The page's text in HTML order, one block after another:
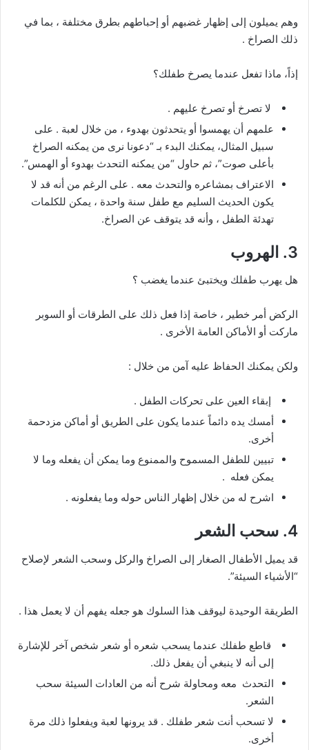
وهم يميلون إلى إظهار غضبهم أو إحباطهم بطرق مختلفة ، بما في
ذلك الصراخ .
إذاً، ماذا تفعل عندما يصرخ طفلك؟
لا تصرخ أو تصرخ عليهم .
علمهم أن يهمسوا أو يتحدثون بهدوء ، من خلال لعبة . على
سبيل المثال، يمكنك البدء بـ “دعونا نرى من يمكنه الصراخ
بأعلى صوت”، ثم حاول “من يمكنه التحدث بهدوء أو الهمس”.
الاعتراف بمشاعره والتحدث معه . على الرغم من أنه قد لا
يكون الحديث السليم مع طفل سنة واحدة ، يمكن للكلمات
تهدئة الطفل ، وأنه قد يتوقف عن الصراخ.
3. الهروب
هل يهرب طفلك ويختبئ عندما يغضب ؟
الركض أمر خطير ، خاصة إذا فعل ذلك على الطرقات أو السوبر
ماركت أو الأماكن العامة الأخرى .
ولكن يمكنك الحفاظ عليه آمن من خلال :
إبقاء العين على تحركات الطفل .
أمسك يده دائماً عندما يكون على الطريق أو أماكن مزدحمة
أخرى.
تبيين للطفل المسموح والممنوع وما يمكن أن يفعله وما لا
يمكن فعله .
اشرح له من خلال إظهار الناس حوله وما يفعلونه .
4. سحب الشعر
قد يميل الأطفال الصغار إلى الصراخ والركل وسحب الشعر لإصلاح
“الأشياء السيئة”.
الطريقة الوحيدة ليوقف هذا السلوك هو جعله يفهم أن لا يعمل هذا .
قاطع طفلك عندما يسحب شعره أو شعر شخص آخر للإشارة
إلى أنه لا ينبغي أن يفعل ذلك.
التحدث معه ومحاولة شرح أنه من العادات السيئة سحب
الشعر.
لا تسحب أنت شعر طفلك . قد يرونها لعبة ويفعلوا ذلك مرة
أخرى.